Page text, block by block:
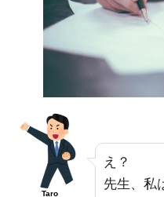
Taro
え？
先生、私